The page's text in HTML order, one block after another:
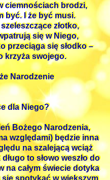
ciemnościach brodzi,
być. I że być musi.
złotko,
się w Niego,
przeciąga się słodko –
krzyża swojego.
Narodzenie
dla Niego?
Bożego Narodzenia,
względami) będzie inna
na szalejącą wciąż
to słowo weszło do
na całym świecie dotyka
spotykać w większym